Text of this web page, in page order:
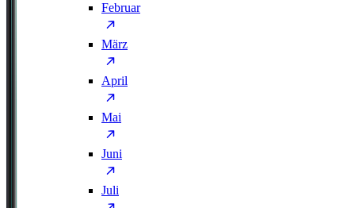
Februar
März
April
Mai
Juni
Juli